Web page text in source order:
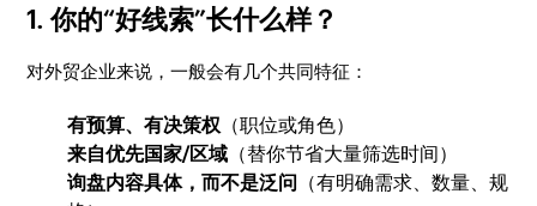
1. 你的“好线索”长什么样？
对外贸企业来说，一般会有几个共同特征：
有预算、有决策权 （职位或角色）
来自优先国家/区域 （替你节省大量筛选时间）
询盘内容具体，而不是泛问 （有明确需求、数量、规